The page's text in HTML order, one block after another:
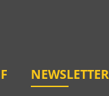
NEWSLETTER